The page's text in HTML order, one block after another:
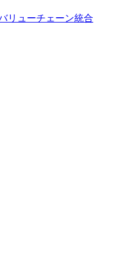
リューチェーン統合